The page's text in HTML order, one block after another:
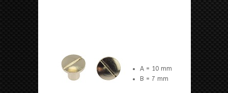
A = 10 mm
B = 7 mm